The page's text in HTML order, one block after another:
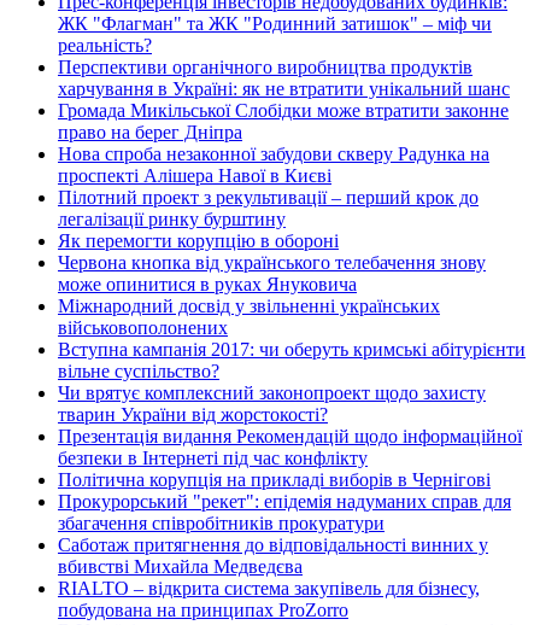
ЖК "Флагман" та ЖК "Родинний затишок" – міф чи
реальність?
Перспективи органічного виробництва продуктів
харчування в Україні: як не втратити унікальний шанс
Громада Микільської Слобідки може втратити законне
право на берег Дніпра
Нова спроба незаконної забудови скверу Радунка на
проспекті Алішера Навої в Києві
Пілотний проект з рекультивації – перший крок до
легалізації ринку бурштину
Як перемогти корупцію в обороні
Червона кнопка від українського телебачення знову
може опинитися в руках Януковича
Міжнародний досвід у звільненні українських
військовополонених
Вступна кампанія 2017: чи оберуть кримські абітурієнти
вільне суспільство?
Чи врятує комплексний законопроект щодо захисту
тварин України від жорстокості?
Презентація видання Рекомендацій щодо інформаційної
безпеки в Інтернеті під час конфлікту
Політична корупція на прикладі виборів в Чернігові
Прокурорський "рекет": епідемія надуманих справ для
збагачення співробітників прокуратури
Саботаж притягнення до відповідальності винних у
вбивстві Михайла Медведєва
RIALTO – відкрита система закупівель для бізнесу,
побудована на принципах ProZorro